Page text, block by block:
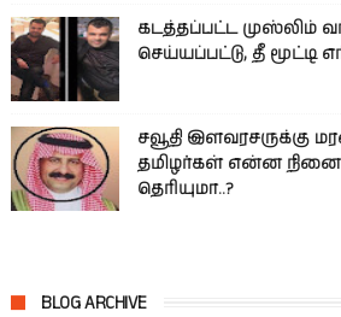
கடத்தப்பட்ட முஸ்லிம்
செய்யப்பட்டு, தீ மூட்டி
சவூதி
தமிழர்கள் என்ன
தெரியுமா..?
BLOG ARCHIVE